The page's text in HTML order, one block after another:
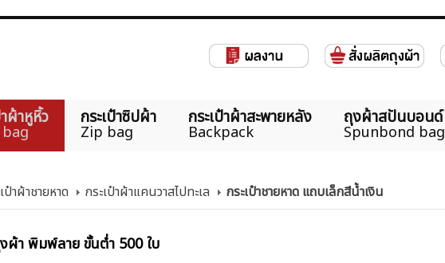
ผ้าหูหิ้ว กระเป๋าซิปผ้า
Zip bag
กระเป๋าผ้าสะพายหลัง
Backpack
ถุงผ้าสปันบอนด์
Spunbond bag
ป๋าผ้าชายหาด กระเป๋าผ้าแคนวาสไปทะเล กระเป๋าชายหาด แถบเล็กสีน้ำเงิน
ผ้า พิมพ์ลาย ขั้นต่ำ 500 ใบ